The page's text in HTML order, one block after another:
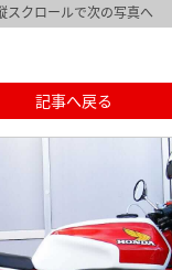
スクロールで次の写真へ
記事へ戻る